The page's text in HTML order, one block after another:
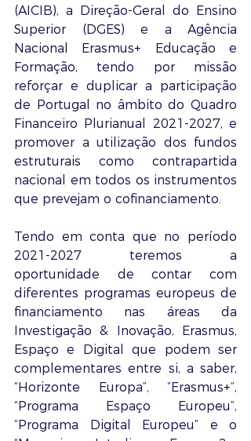
(AICIB), a Direção-Geral do Ensino
Superior (DGES) e a Agência
Nacional Erasmus+ Educação e
Formação, tendo por missão
reforçar e duplicar a participação
de Portugal no âmbito do Quadro
Financeiro Plurianual 2021-2027, e
promover a utilização dos fundos
estruturais como contrapartida
nacional em todos os instrumentos
que prevejam o cofinanciamento.
Tendo em conta que no período
2021-2027 teremos a
oportunidade de contar com
diferentes programas europeus de
financiamento nas áreas da
Investigação & Inovação, Erasmus,
Espaço e Digital que podem ser
complementares entre si, a saber,
“Horizonte Europa”, “Erasmus+”,
“Programa Espaço Europeu”,
“Programa Digital Europeu” e o